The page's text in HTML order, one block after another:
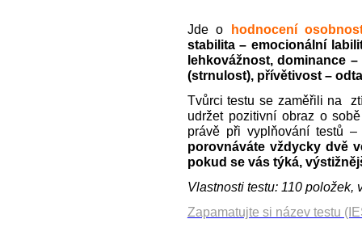
Jde o hodnocení
stabilita – emocionální
lehkovážnost, dominance
(strnulost), přívětivost –
Tvůrci testu se zaměřili na
udržet pozitivní obraz o
právě při vyplňování testů
porovnáváte vždycky dvě
pokud se vás týká,
Vlastnosti testu: 110 položek,
Zapamatujte si název testu